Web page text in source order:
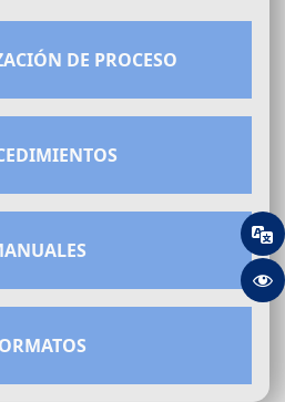
DE PROCESO